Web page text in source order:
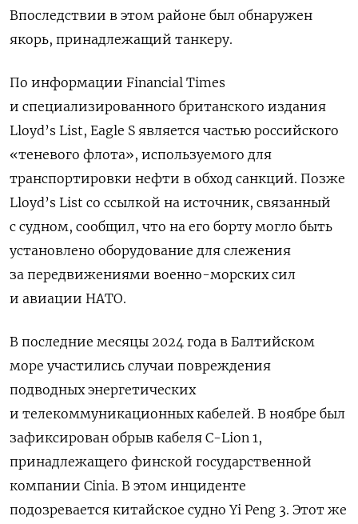
Впоследствии в этом районе был обнаружен
якорь, принадлежащий танкеру.
По информации Financial Times
и специализированного британского издания
Lloyd’s List, Eagle S является частью российского
«теневого флота», используемого для
транспортировки нефти в обход санкций. Позже
Lloyd’s List со ссылкой на источник, связанный
с судном, сообщил, что на его борту могло быть
установлено оборудование для слежения
за передвижениями военно-морских сил
и авиации НАТО.
В последние месяцы 2024 года в Балтийском
море участились случаи повреждения
подводных энергетических
и телекоммуникационных кабелей. В ноябре был
зафиксирован обрыв кабеля C-Lion 1,
принадлежащего финской государственной
компании Cinia. В этом инциденте
подозревается китайское судно Yi Peng 3. Этот же